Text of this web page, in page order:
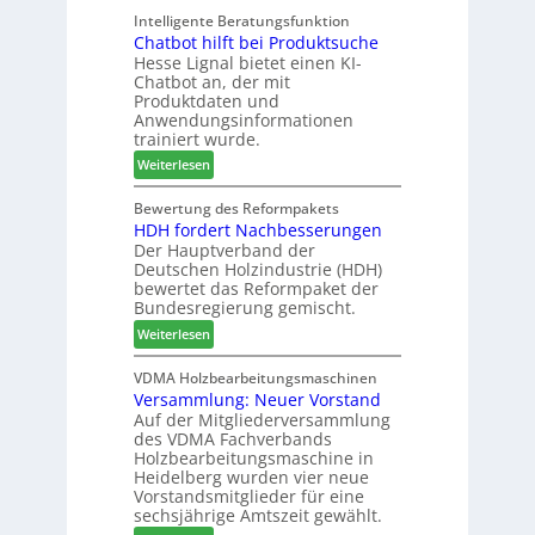
r
t
e
s
S
y
s
t
m
t
i
o
n
s
w
o
c
h
e
n
2
0
2
6
a
T
e
c
m
e
l
d
e
t
B
e
s
u
c
h
e
r
z
a
h
l
e
n
Intelligente Beratungsfunktion
Chatbot hilft bei Produktsuche
Hesse Lignal bietet einen KI-
Chatbot an, der mit
Produktdaten und
Anwendungsinformationen
trainiert wurde.
Weiterlesen:
C
h
a
t
b
o
t
h
i
l
t
b
e
i
P
r
Bewertung des Reformpakets
HDH fordert Nachbesserungen
Der Hauptverband der
Deutschen Holzindustrie (HDH)
bewertet das Reformpaket der
Bundesregierung gemischt.
Weiterlesen:
H
D
H
f
o
r
d
e
r
VDMA Holzbearbeitungsmaschinen
Versammlung: Neuer Vorstand
Auf der Mitgliederversammlung
des VDMA Fachverbands
Holzbearbeitungsmaschine in
Heidelberg wurden vier neue
Vorstandsmitglieder für eine
sechsjährige Amtszeit gewählt.